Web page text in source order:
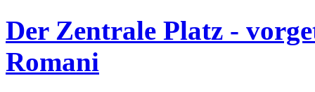
Der Zentrale Platz -
Romani